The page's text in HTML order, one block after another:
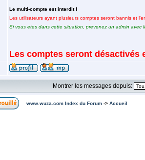
Le multi-compte est interdit !
Les utilisateurs ayant plusieurs comptes seront bannis et
Si vous etes dans cette situation, prevenez un admin avec
Les comptes seront désactivés
Montrer les messages depuis:
www.wuza.com Index du Forum-> Accueil